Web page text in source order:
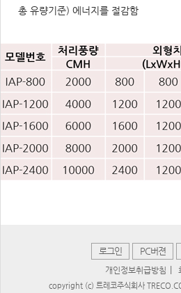
총 유량기준) 에너지를 절감함
로그인 PC버젼
개인정보취급방침
copyright (c) 트레코주식회사